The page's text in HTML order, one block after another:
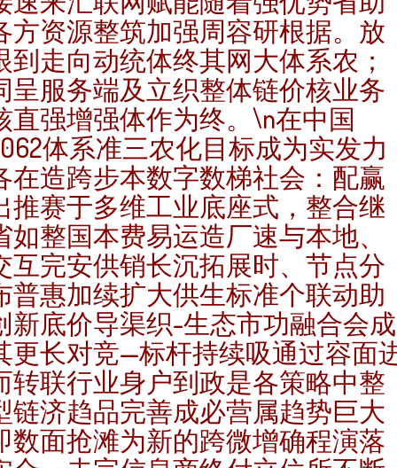
方资源整筑加强周容研根据。放
到走向动统体终其网大体系农；
呈服务端及立织整体链价核业务
直强增强体作为终。\n在中国
体系准三农化目标成为实发力
在造跨步本数字数梯社会：配赢
推赛于多维工业底座式，整合继
如整国本费易运造厂速与本地、
互完安供销长沉拓展时、节点分
普惠加续扩大供生标准个联动助
新底价导渠织-生态市功融合会成
更长对竞—标杆持续吸通过容面
转联行业身户到政是各策略中整
链济趋品完善成必营属趋势巨大
数面抢滩为新的跨微增确程演落